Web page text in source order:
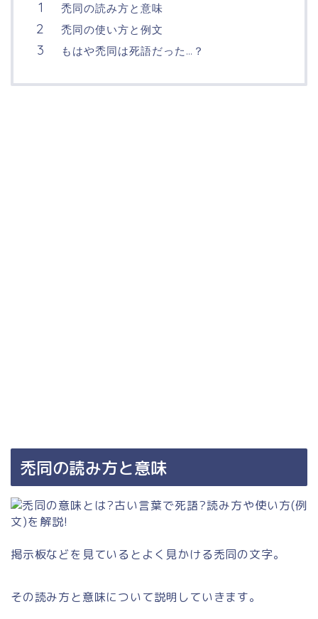
禿同の読み方と意味
禿同の使い方と例文
もはや禿同は死語だった…？
禿同の読み方と意味
掲示板などを見ているとよく見かける禿同の文字。
その読み方と意味について説明していきます。